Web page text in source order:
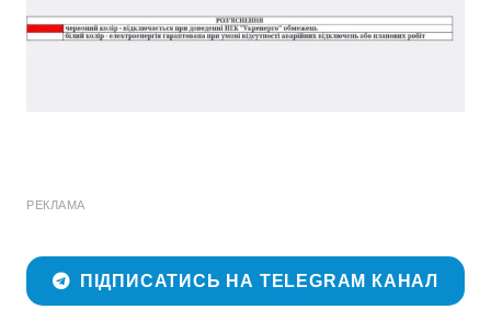
РЕКЛАМА
ПІДПИСАТИСЬ НА TELEGRAM КАНАЛ